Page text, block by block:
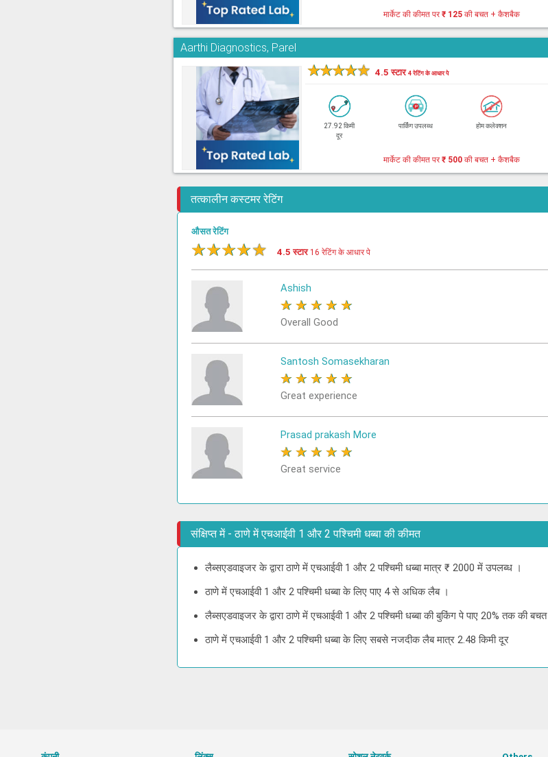
मार्केट की कीमत पर₹ 125 की बचत + कैशबैक
Aarthi Diagnostics, Parel
★★★★★ 4.5 स्टार4 रेटिंग के आधार पे
27.92 किमी
दूर
पार्किंग उपलब्ध होम कलेक्शन
मार्केट की कीमत पर₹ 500 की बचत + कैशबैक
तत्कालीन कस्टमर रेटिंग
औसत रेटिंग
★★★★★ 4.5 स्टार 16 रेटिंग के आधार पे
Ashish
★ ★ ★ ★ ★
Overall Good
Santosh Somasekharan
★ ★ ★ ★ ★
Great experience
Prasad prakash More
★ ★ ★ ★ ★
Great service
संक्षिप्त में - ठाणे में एचआईवी 1 और 2 पश्चिमी धब्बा की कीमत
लैब्सएडवाइजर के द्वारा ठाणे में एचआईवी 1 और 2 पश्चिमी धब्बा मात्र ₹ 2000 में उपलब्ध ।
ठाणे में एचआईवी 1 और 2 पश्चिमी धब्बा के लिए पाए 4 से अधिक लैब ।
लैब्सएडवाइजर के द्वारा ठाणे में एचआईवी 1 और 2 पश्चिमी धब्बा की बुकिंग पे पाए 20% तक की बचत
ठाणे में एचआईवी 1 और 2 पश्चिमी धब्बा के लिए सबसे नजदीक लैब मात्र 2.48 किमी दूर